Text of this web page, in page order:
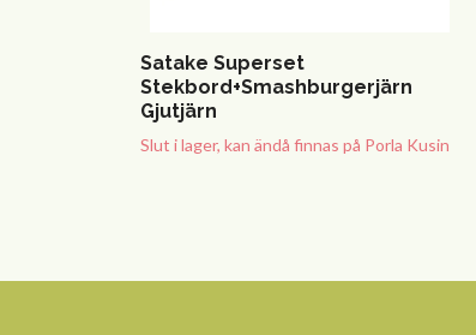
Satake Superset
Stekbord+Smashburgerjärn
Gjutjärn
Slut i lager, kan ändå finnas på Porla Kusin